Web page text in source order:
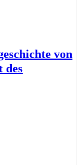
von
des